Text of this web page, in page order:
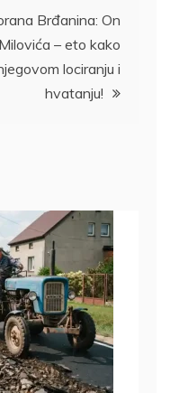
Brđanina: On
– eto kako
lociranju i
hvatanju!